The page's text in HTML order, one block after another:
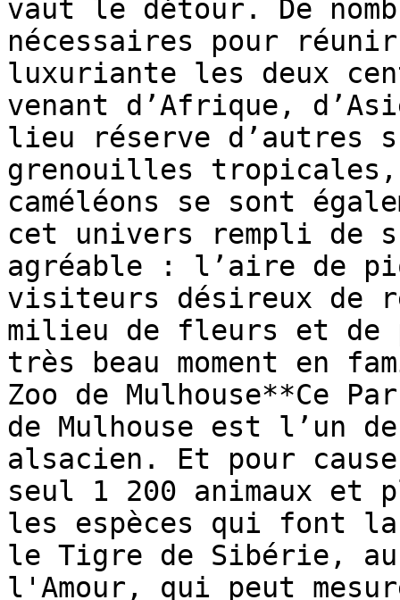
vaut le détour. De
nécessaires pour
luxuriante les deux
venant d’Afrique,
lieu réserve d’autres
grenouilles tropicales,
caméléons se sont
cet univers rempli de
agréable : l’aire de
visiteurs désireux de
milieu de fleurs et de
très beau moment en
Zoo de Mulhouse**Ce
de Mulhouse est l’un
alsacien. Et pour
seul 1 200 animaux et
les espèces qui font
le Tigre de Sibérie,
l'Amour, qui peut